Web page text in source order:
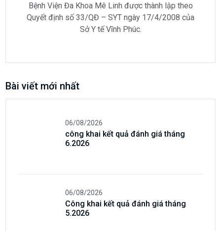
Bệnh Viện Đa Khoa Mê Linh được thành lập theo
Quyết định số 33/QĐ – SYT ngày 17/4/2008 của
Sở Y tế Vĩnh Phúc.
Bài viết mới nhất
06/08/2026
công khai kết quả đánh giá tháng
6.2026
06/08/2026
Công khai kết quả đánh giá tháng
5.2026